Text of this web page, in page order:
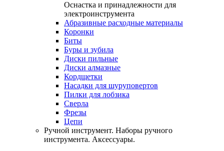
Оснастка и принадлежности для
электроинструмента
Абразивные расходные материалы
Коронки
Биты
Буры и зубила
Диски пильные
Диски алмазные
Кордщетки
Насадки для шуруповертов
Пилки для лобзика
Сверла
Фрезы
Цепи
Ручной инструмент. Наборы ручного
инструмента. Аксессуары.